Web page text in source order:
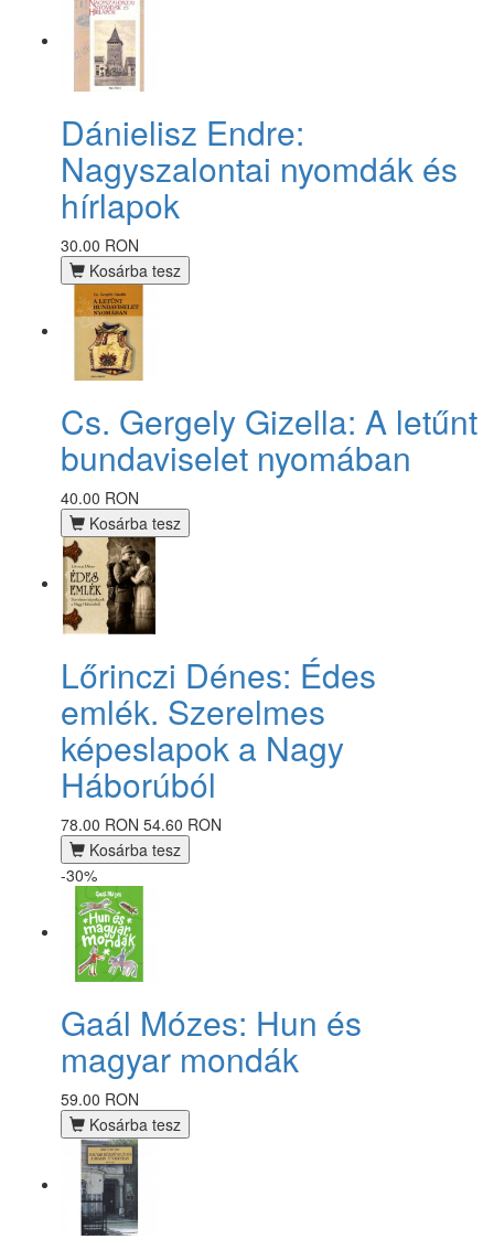
Dánielisz Endre:
Nagyszalontai nyomdák és
hírlapok
30.00 RON
Kosárba tesz
Cs. Gergely Gizella: A letűnt
bundaviselet nyomában
40.00 RON
Kosárba tesz
Lőrinczi Dénes: Édes
emlék. Szerelmes
képeslapok a Nagy
Háborúból
78.00 RON 54.60 RON
Kosárba tesz
-30%
Gaál Mózes: Hun és
magyar mondák
59.00 RON
Kosárba tesz